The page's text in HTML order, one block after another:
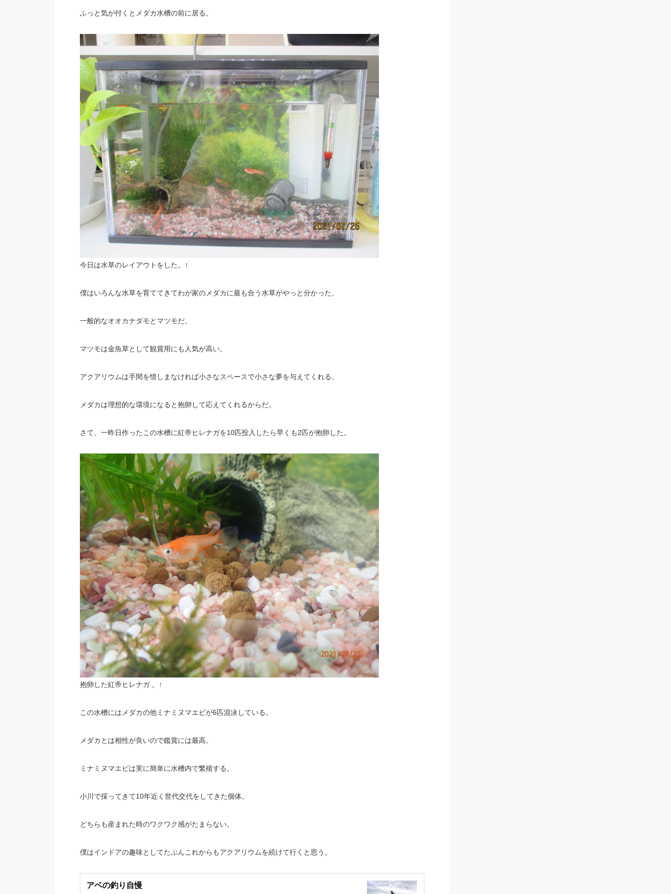
ふっと気が付くとメダカ水槽の前に居る。
今日は水草のレイアウトをした。↑
僕はいろんな水草を育ててきてわが家のメダカに最も合う水草がやっと分かった。
一般的なオオカナダモとマツモだ。
マツモは金魚草として観賞用にも人気が高い。
アクアリウムは手間を惜しまなければ小さなスペースで小さな夢を与えてくれる。
メダカは理想的な環境になると抱卵して応えてくれるからだ。
さて、一昨日作ったこの水槽に紅帝ヒレナガを10匹投入したら早くも2匹が抱卵した。
抱卵した紅帝ヒレナガ 。↑
この水槽にはメダカの他ミナミヌマエビが6匹混泳している。
メダカとは相性が良いので鑑賞には最高。
ミナミヌマエビは実に簡単に水槽内で繁殖する。
小川で採ってきて10年近く世代交代をしてきた個体。
どちらも産まれた時のワクワク感がたまらない。
僕はインドアの趣味としてたぶんこれからもアクアリウムを続けて行くと思う。
アベの釣り自慢